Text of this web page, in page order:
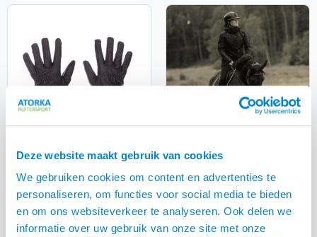
Deze website maakt gebruik van cookies
We gebruiken cookies om content en advertenties te
personaliseren, om functies voor social media te bieden
en om ons websiteverkeer te analyseren. Ook delen we
informatie over uw gebruik van onze site met onze
winterhandschoenen
€
215,00